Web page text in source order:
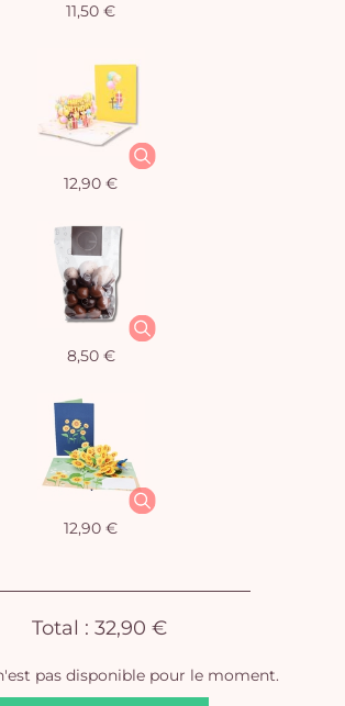
pas disponible pour le moment.
11,50 €
12,90 €
8,50 €
12,90 €
Total : 32,90 €